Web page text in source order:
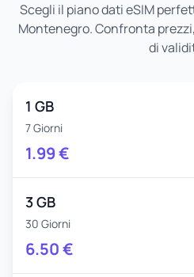
Scegli il piano dati eSIM
Montenegro. Confronta
di
1 GB
7 Giorni
1.99€
3 GB
30 Giorni
6.50€